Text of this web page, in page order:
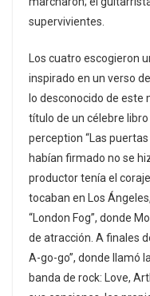
supervivientes.
Los cuatro escogieron
inspirado en un verso
lo desconocido de este
título de un célebre
perception “Las
habían firmado no se
productor tenía el
tocaban en Los
“London Fog”, donde
de atracción. A finales
A-go-go”, donde llamó
banda de rock: Love,